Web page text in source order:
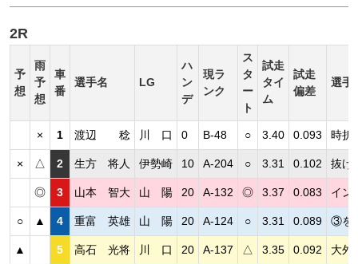
2R
予
想
雨
予
想
車
番
選手名 LG
ハ
ン
デ
現ラ
ンク
ス
タ
ー
ト
試走
タイ
ム
試走
偏差
選手
× 1 渡辺 稔 川 口 0 B-48 ○ 3.40 0.093 時折
× △ 2 生方 将人 伊勢崎 10 A-204 ○ 3.31 0.102 抜け
◎ 3 山本 智大 山 陽 20 A-132 ◎ 3.37 0.083 イン
○ ▲ 4 重富 英雄 山 陽 20 A-124 ○ 3.31 0.089 ③を
▲ 5 高石 光将 川 口 20 A-137 △ 3.35 0.092 大外